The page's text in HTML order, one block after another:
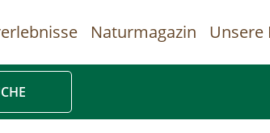
Naturmagazin Unsere